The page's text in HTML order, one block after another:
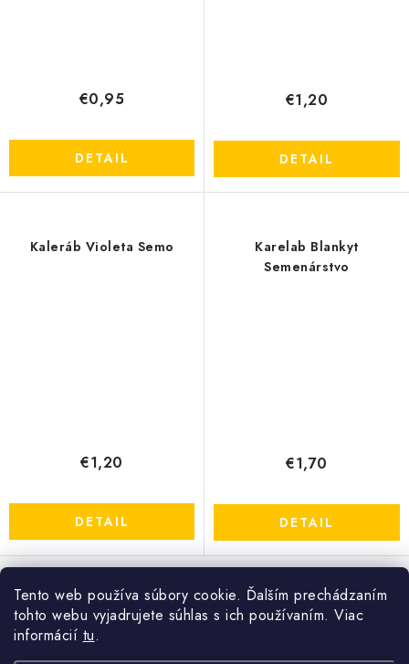
Tento web používa súbory cookie. Ďalším prechádzaním
tohto webu vyjadrujete súhlas s ich používaním. Viac
informácií tu.
€0,95
DETAIL
€1,20
DETAIL
Kaleráb Violeta Semo
€1,20
DETAIL
Karelab Blankyt
Semenárstvo
€1,70
DETAIL
O
v